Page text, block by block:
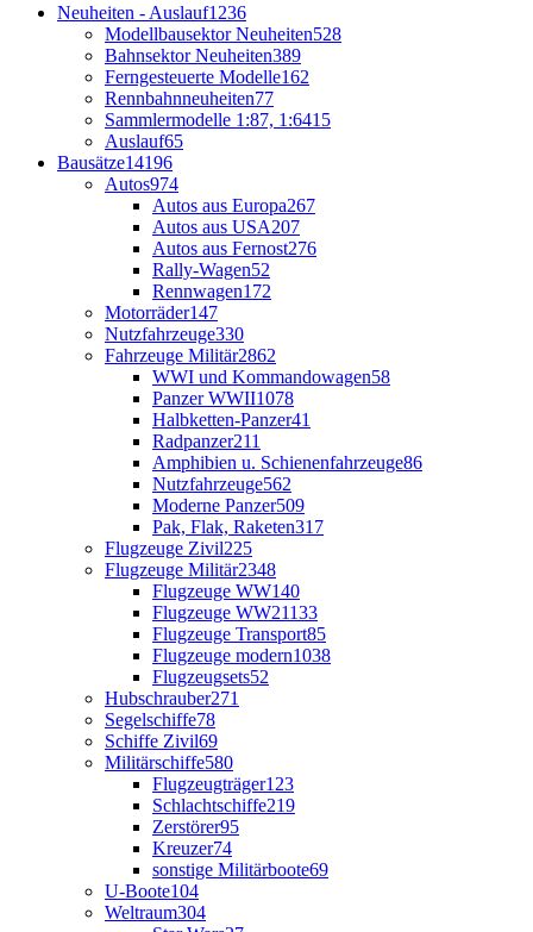
Neuheiten - Auslauf1236
Modellbausektor Neuheiten528
Bahnsektor Neuheiten389
Ferngesteuerte Modelle162
Rennbahnneuheiten77
Sammlermodelle 1:87, 1:6415
Auslauf65
Bausätze14196
Autos974
Autos aus Europa267
Autos aus USA207
Autos aus Fernost276
Rally-Wagen52
Rennwagen172
Motorräder147
Nutzfahrzeuge330
Fahrzeuge Militär2862
WWI und Kommandowagen58
Panzer WWII1078
Halbketten-Panzer41
Radpanzer211
Amphibien u. Schienenfahrzeuge86
Nutzfahrzeuge562
Moderne Panzer509
Pak, Flak, Raketen317
Flugzeuge Zivil225
Flugzeuge Militär2348
Flugzeuge WW140
Flugzeuge WW21133
Flugzeuge Transport85
Flugzeuge modern1038
Flugzeugsets52
Hubschrauber271
Segelschiffe78
Schiffe Zivil69
Militärschiffe580
Flugzeugträger123
Schlachtschiffe219
Zerstörer95
Kreuzer74
sonstige Militärboote69
U-Boote104
Weltraum304